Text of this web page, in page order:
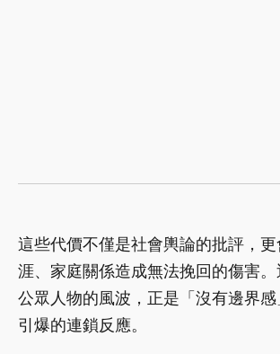
這些代價不僅是社會輿論的批評，更
涯、家庭關係造成無法挽回的傷害
公眾人物的風波，正是「沒有邊界
引爆的連鎖反應。